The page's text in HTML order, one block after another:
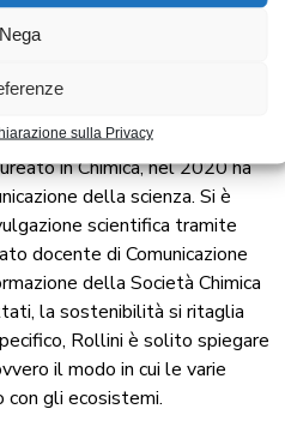
Nega
sulla Privacy
e la chimica
sulle colline tra il lago
in Chimica, nel 2020 ha
della scienza. Si è
scientifica tramite
docente di Comunicazione
della Società Chimica
la sostenibilità si ritaglia
Rollini è solito spiegare
il modo in cui le varie
con gli ecosistemi.